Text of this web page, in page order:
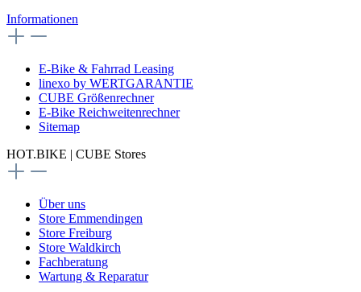
Informationen
E-Bike & Fahrrad Leasing
linexo by WERTGARANTIE
CUBE Größenrechner
E-Bike Reichweitenrechner
Sitemap
HOT.BIKE | CUBE Stores
Über uns
Store Emmendingen
Store Freiburg
Store Waldkirch
Fachberatung
Wartung & Reparatur